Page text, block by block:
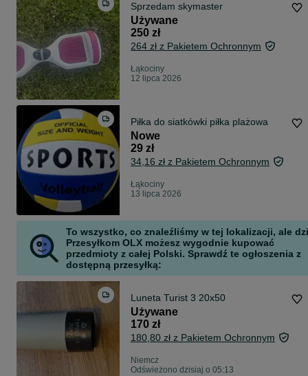
Sprzedam skymaster
Używane
250 zł
264 zł z Pakietem Ochronnym
Łąkociny
12 lipca 2026
Piłka do siatkówki piłka plażowa
Nowe
29 zł
34,16 zł z Pakietem Ochronnym
Łąkociny
13 lipca 2026
To wszystko, co znaleźliśmy w tej lokalizacji, ale
Przesyłkom OLX możesz wygodnie kupować
przedmioty z całej Polski. Sprawdź te ogłoszenia z
dostępną przesyłką:
Luneta Turist 3 20x50
Używane
170 zł
180,80 zł z Pakietem Ochronnym
Niemcz
Odświeżono dzisiaj o 05:13